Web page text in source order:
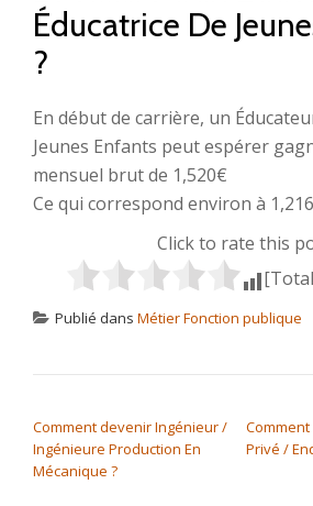
Éducatrice De
?
En début de carrière, un
Jeunes Enfants peut espérer
mensuel brut de 1,520€
Ce qui correspond environ à
Click to rate this
Publié dans Métier Fonction publique
Comment devenir Ingénieur /
Ingénieure Production En
Mécanique ?
Privé /